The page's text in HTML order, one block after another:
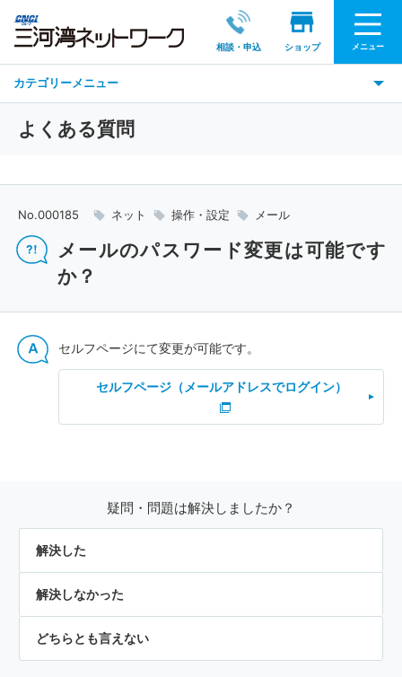
相談・申込 ショップ メニュー
カテゴリーメニュー
よくある質問
No.000185 ネット 操作・設定 メール
メールのパスワード変更は可能です
か？
セルフページにて変更が可能です。
セルフページ（メールアドレスでログイン）
疑問・問題は解決しましたか？
解決した
解決しなかった
どちらとも言えない